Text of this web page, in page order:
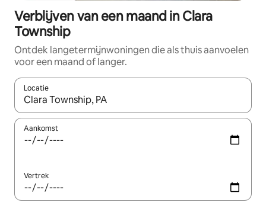
Verblijven van een maand in Clara
Township
Ontdek langetermijnwoningen die als thuis aanvoelen
voor een maand of langer.
Locatie
Wanneer er resultaten beschikbaar zijn, maak je een keuze
Aankomst
Vertrek